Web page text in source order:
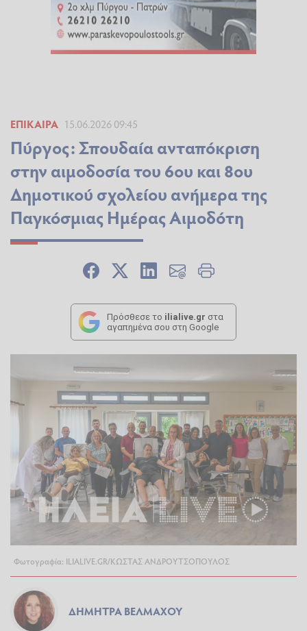
ΕΠΊΚΑΙΡΑ 15.06.2026 09:45
Πύργος: Σπουδαία ανταπόκριση
στην αιμοδοσία του 6ου και 8ου
Δημοτικού σχολείου ανήμερα της
Παγκόσμιας Ημέρας Αιμοδότη
Πρόσθεσε το ilialive.gr στα
αγαπημένα σου στη Google
Φωτογραφία: ILIALIVE.GR/ΚΩΣΤΑΣ ΑΝΔΡΟΥΤΣΟΠΟΥΛΟΣ
ΔΉΜΗΤΡΑ ΒΈΛΜΑΧΟΥ